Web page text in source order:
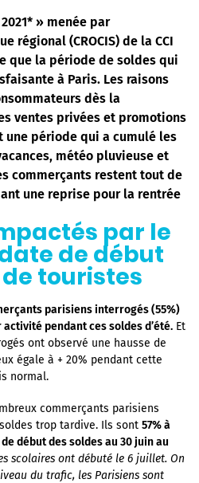
» menée par
régional (CROCIS) de la CCI
que la période de soldes qui
à Paris. Les raisons
dès la
ventes privées et promotions
une période qui a cumulé les
météo pluvieuse et
commerçants restent tout de
une reprise pour la rentrée
par le
de début
de touristes
parisiens interrogés (55%)
pendant ces soldes d’été. Et
ont observé une hausse de
égale à + 20% pendant cette
normal.
commerçants parisiens
trop tardive. Ils sont 57% à
début des soldes au 30 juin au
scolaires ont débuté le 6 juillet. On
du trafic, les Parisiens sont